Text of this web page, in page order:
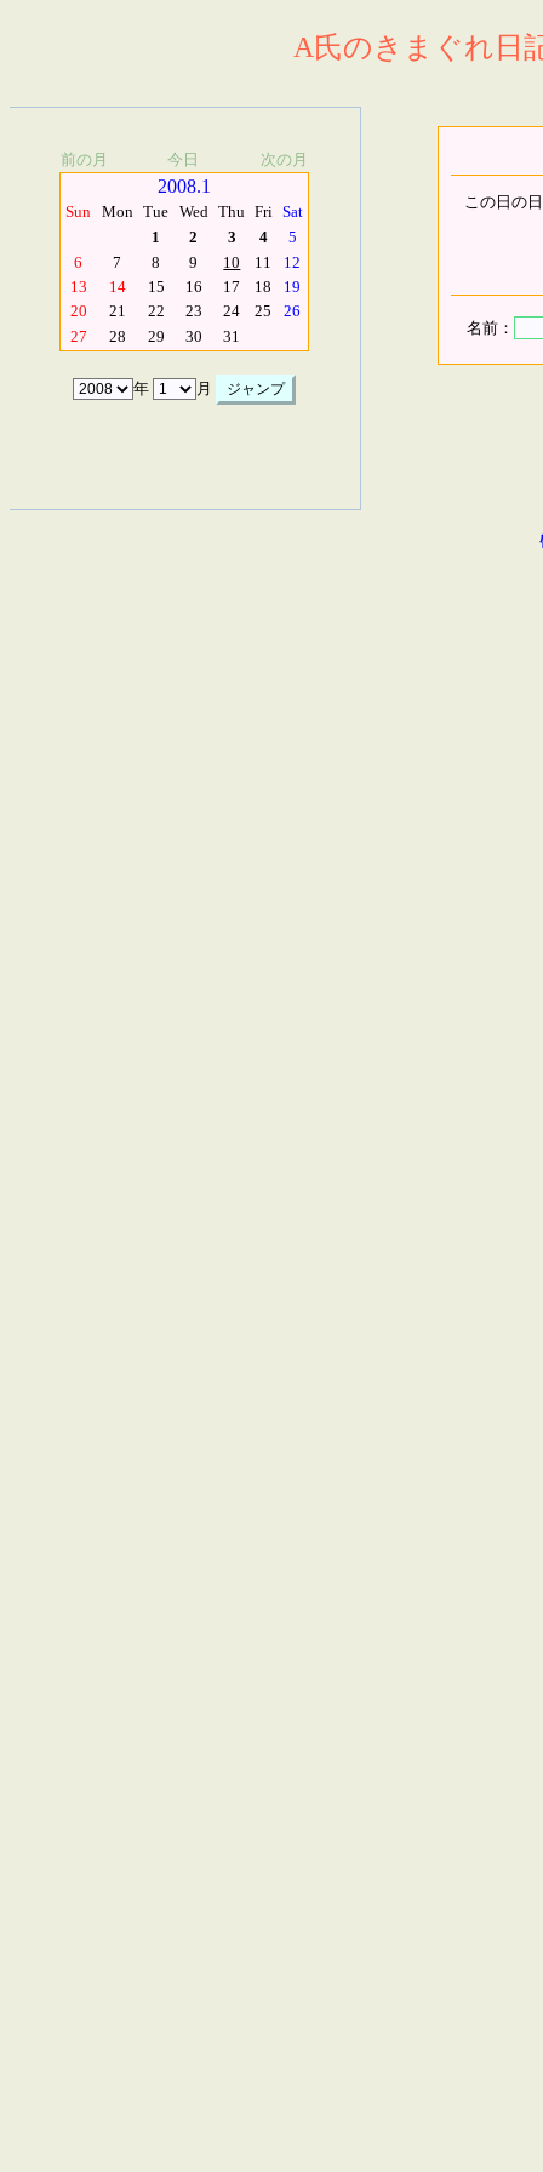
A氏のきまぐれ日
前の月 今日 次の月
2008.1
Sun Mon Tue Wed Thu Fri Sat
1
2 3 4
5
6
7 8 9 10 11
12
13
14 15 16 17 18
19
20
21 22 23 24 25
26
27
28 29 30 31
年 月
この日の
名前：